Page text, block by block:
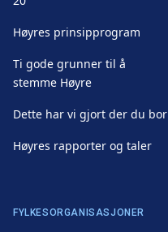
Høyres prinsipprogram
Ti gode grunner til å
stemme Høyre
Dette har vi gjort der du bor
Høyres rapporter og taler
FYLKESORGANISASJONER